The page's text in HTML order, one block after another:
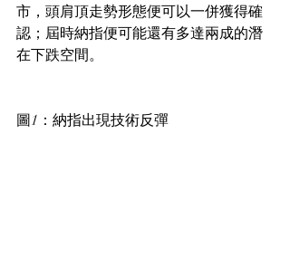
市，頭肩頂走勢形態便可以一併獲得確
認；屆時納指便可能還有多達兩成的潛
在下跌空間。
圖1：納指出現技術反彈